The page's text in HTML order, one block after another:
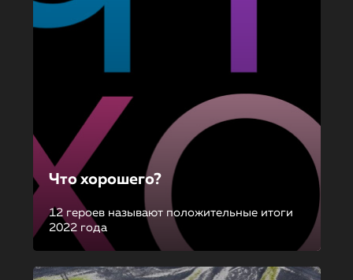
Что хорошего?
12 героев называют положительные итоги
2022 года